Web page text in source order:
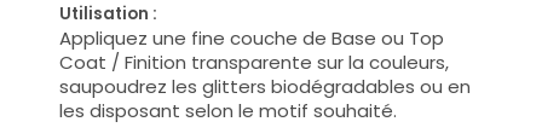
Utilisation :
Appliquez une fine couche de Base ou Top
Coat / Finition transparente sur la couleurs,
saupoudrez les glitters biodégradables ou en
les disposant selon le motif souhaité.